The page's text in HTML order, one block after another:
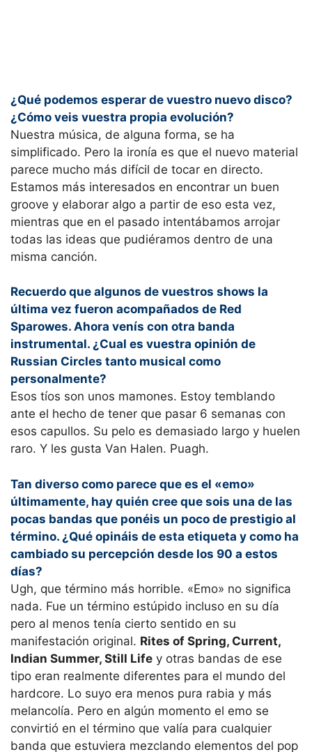
¿Qué podemos esperar de vuestro nuevo disco?
¿Cómo veis vuestra propia evolución?
Nuestra música, de alguna forma, se ha
simplificado. Pero la ironía es que el nuevo material
parece mucho más difícil de tocar en directo.
Estamos más interesados en encontrar un buen
groove y elaborar algo a partir de eso esta vez,
mientras que en el pasado intentábamos arrojar
todas las ideas que pudiéramos dentro de una
misma canción.
Recuerdo que algunos de vuestros shows la
última vez fueron acompañados de Red
Sparowes. Ahora venís con otra banda
instrumental. ¿Cual es vuestra opinión de
Russian Circles tanto musical como
personalmente?
Esos tíos son unos mamones. Estoy temblando
ante el hecho de tener que pasar 6 semanas con
esos capullos. Su pelo es demasiado largo y huelen
raro. Y les gusta Van Halen. Puagh.
Tan diverso como parece que es el «emo»
últimamente, hay quién cree que sois una de las
pocas bandas que ponéis un poco de prestigio al
término. ¿Qué opináis de esta etiqueta y como ha
cambiado su percepción desde los 90 a estos
días?
Ugh, que término más horrible. «Emo» no significa
nada. Fue un término estúpido incluso en su día
pero al menos tenía cierto sentido en su
manifestación original. Rites of Spring, Current,
Indian Summer, Still Life y otras bandas de ese
tipo eran realmente diferentes para el mundo del
hardcore. Lo suyo era menos pura rabia y más
melancolía. Pero en algún momento el emo se
convirtió en el término que valía para cualquier
banda que estuviera mezclando elementos del pop